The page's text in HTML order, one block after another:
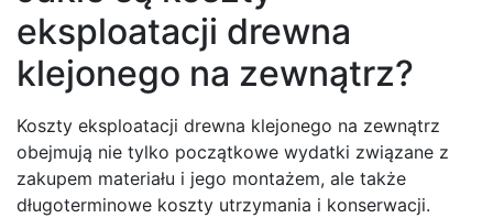
eksploatacji drewna
klejonego na zewnątrz?
Koszty eksploatacji drewna klejonego na zewnątrz
obejmują nie tylko początkowe wydatki związane z
zakupem materiału i jego montażem, ale także
długoterminowe koszty utrzymania i konserwacji.